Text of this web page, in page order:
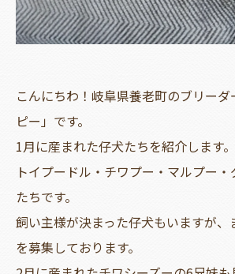
こんにちわ！岐阜県養老町のブリー
ピー」です。
1月に産まれた仔犬たちを紹介します。
トイプードル・チワプー・マルプー
たちです。
飼い主様が決まった仔犬もいますが
を募集しております。